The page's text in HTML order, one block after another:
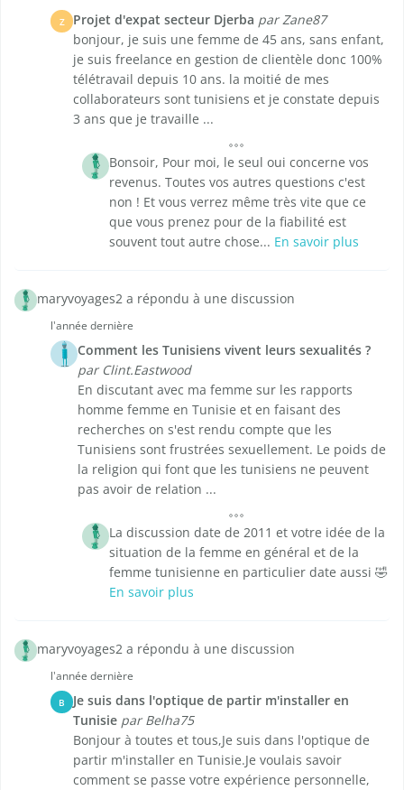
Z Projet d'expat secteur Djerba par Zane87
bonjour, je suis une femme de 45 ans, sans enfant,
je suis freelance en gestion de clientèle donc 100%
télétravail depuis 10 ans. la moitié de mes
collaborateurs sont tunisiens et je constate depuis
3 ans que je travaille ...
Bonsoir, Pour moi, le seul oui concerne vos
revenus. Toutes vos autres questions c'est
non ! Et vous verrez même très vite que ce
que vous prenez pour de la fiabilité est
souvent tout autre chose... En savoir plus
maryvoyages2 a répondu à une discussion
l'année dernière
Comment les Tunisiens vivent leurs sexualités ?
par Clint.Eastwood
En discutant avec ma femme sur les rapports
homme femme en Tunisie et en faisant des
recherches on s'est rendu compte que les
Tunisiens sont frustrées sexuellement. Le poids de
la religion qui font que les tunisiens ne peuvent
pas avoir de relation ...
La discussion date de 2011 et votre idée de la
situation de la femme en général et de la
femme tunisienne en particulier date aussi 🤣
En savoir plus
maryvoyages2 a répondu à une discussion
l'année dernière
B
Je suis dans l'optique de partir m'installer en
Tunisie par Belha75
Bonjour à toutes et tous,Je suis dans l'optique de
partir m'installer en Tunisie.Je voulais savoir
comment se passe votre expérience personnelle,